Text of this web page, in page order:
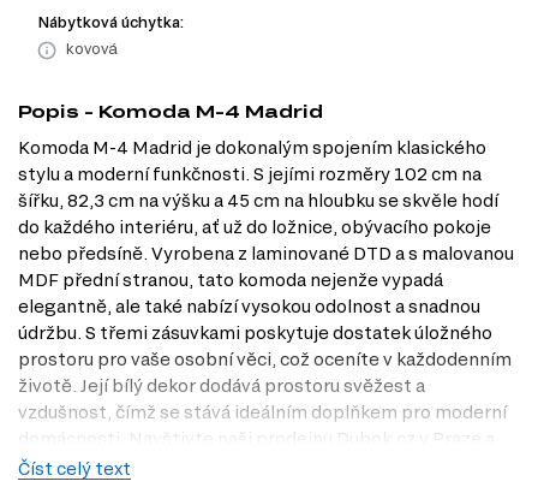
Nábytková úchytka:
kovová
Popis - Komoda M-4 Madrid
Komoda M-4 Madrid je dokonalým spojením klasického
stylu a moderní funkčnosti. S jejími rozměry 102 cm na
šířku, 82,3 cm na výšku a 45 cm na hloubku se skvěle hodí
do každého interiéru, ať už do ložnice, obývacího pokoje
nebo předsíně. Vyrobena z laminované DTD a s malovanou
MDF přední stranou, tato komoda nejenže vypadá
elegantně, ale také nabízí vysokou odolnost a snadnou
údržbu. S třemi zásuvkami poskytuje dostatek úložného
prostoru pro vaše osobní věci, což oceníte v každodenním
životě. Její bílý dekor dodává prostoru svěžest a
vzdušnost, čímž se stává ideálním doplňkem pro moderní
domácnosti. Navštivte naši prodejnu Dubok.cz v Praze a
objevte tuto stylovou komodu na vlastní oči.
Číst celý text